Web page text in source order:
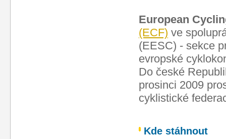
European
(ECF) ve
(EESC) - sekce
evropské
Do české
prosinci 2009
cyklistické
Kde stáhnout